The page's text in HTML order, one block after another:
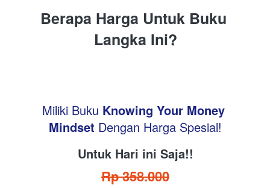
Berapa Harga Untuk Buku
Langka Ini?
Miliki Buku Knowing Your Money
Mindset Dengan Harga Spesial!
Untuk Hari ini Saja!!
Rp 358.000